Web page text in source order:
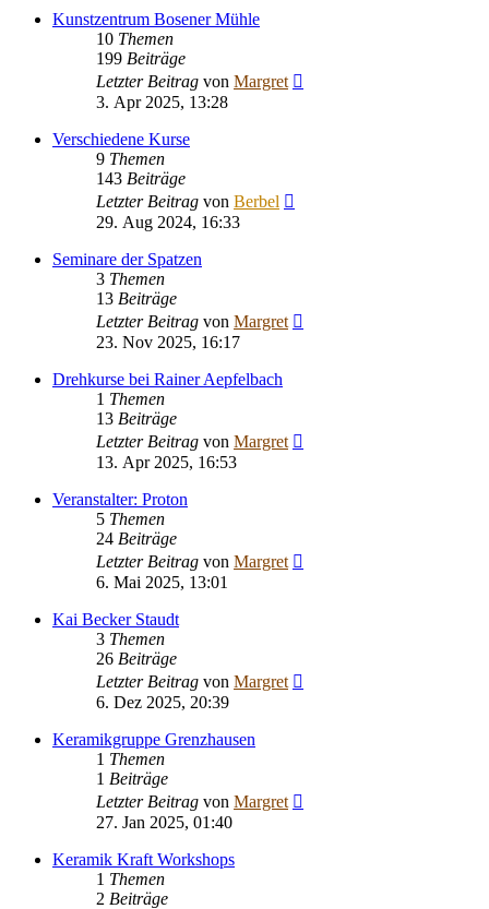
Kunstzentrum Bosener Mühle
10 Themen
199 Beiträge
Letzter Beitrag von Margret
3. Apr 2025, 13:28
Verschiedene Kurse
9 Themen
143 Beiträge
Letzter Beitrag von Berbel
29. Aug 2024, 16:33
Seminare der Spatzen
3 Themen
13 Beiträge
Letzter Beitrag von Margret
23. Nov 2025, 16:17
Drehkurse bei Rainer Aepfelbach
1 Themen
13 Beiträge
Letzter Beitrag von Margret
13. Apr 2025, 16:53
Veranstalter: Proton
5 Themen
24 Beiträge
Letzter Beitrag von Margret
6. Mai 2025, 13:01
Kai Becker Staudt
3 Themen
26 Beiträge
Letzter Beitrag von Margret
6. Dez 2025, 20:39
Keramikgruppe Grenzhausen
1 Themen
1 Beiträge
Letzter Beitrag von Margret
27. Jan 2025, 01:40
Keramik Kraft Workshops
1 Themen
2 Beiträge